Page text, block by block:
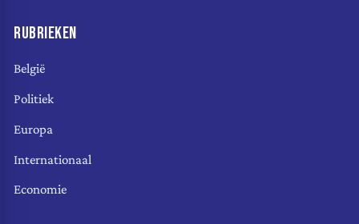
RUBRIEKEN
België
Politiek
Europa
Internationaal
Economie